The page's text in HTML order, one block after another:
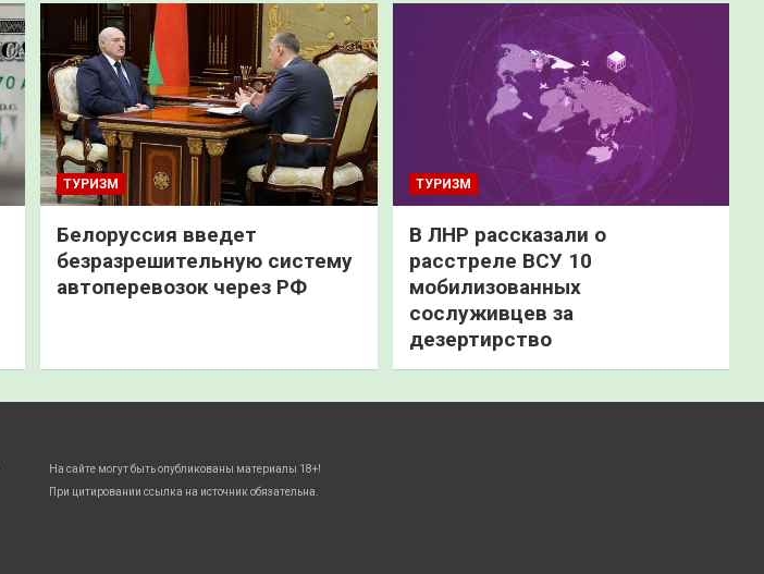
ТУРИЗМ
Белоруссия введет
безразрешительную систему
автоперевозок через РФ
ТУРИЗМ
В ЛНР рассказали о
расстреле ВСУ 10
мобилизованных
сослуживцев за
дезертирство
На сайте могут быть опубликованы материалы 18+!
При цитировании ссылка на источник обязательна.